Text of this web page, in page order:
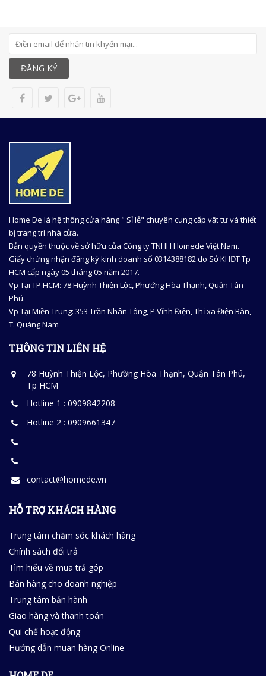
ĐĂNG KÝ
Home De là hệ thống cửa hàng " Sỉ lẻ" chuyên cung cấp vật tư và thiết
bị trang trí nhà cửa.
Bản quyền thuộc về sở hữu của Công ty TNHH Homede Việt Nam.
Giấy chứng nhận đăng ký kinh doanh số 0314388182 do Sở KHĐT Tp
HCM cấp ngày 05 tháng 05 năm 2017.
Vp Tại TP HCM: 78 Huỳnh Thiện Lộc, Phướng Hòa Thạnh, Quận Tân
Phú.
Vp Tại Miền Trung: 353 Trần Nhân Tông, P.Vĩnh Điện, Thị xã Điện Bàn,
T. Quảng Nam
THÔNG TIN LIÊN HỆ
78 Huỳnh Thiện Lộc, Phường Hòa Thạnh, Quận Tân Phú,
Tp HCM
Hotline 1 : 0909842208
Hotline 2 : 0909661347
contact@homede.vn
HỖ TRỢ KHÁCH HÀNG
Trung tâm chăm sóc khách hàng
Chính sách đổi trả
Tìm hiểu về mua trả góp
Bán hàng cho doanh nghiệp
Trung tâm bản hành
Giao hàng và thanh toán
Qui chế hoạt động
Hướng dẫn muan hàng Online